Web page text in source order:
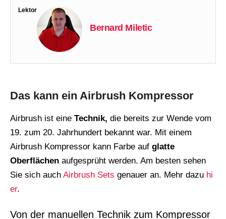
Lektor
Bernard Miletic
Das kann ein Airbrush Kompressor
Airbrush ist eine Technik, die bereits zur Wende vom
19. zum 20. Jahrhundert bekannt war. Mit einem
Airbrush Kompressor kann Farbe auf glatte
Oberflächen aufgesprüht werden. Am besten sehen
Sie sich auch Airbrush Sets genauer an. Mehr dazu hi
er.
Von der manuellen Technik zum Kompressor